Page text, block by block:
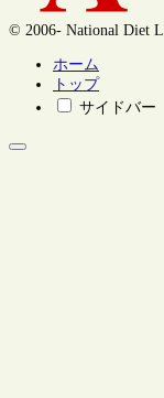
© 2006- National Diet
ホーム
トップ
サイドバー